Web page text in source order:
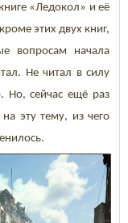
«Ледокол» и её
этих двух книг,
вопросам начала
Не читал в силу
Но, сейчас ещё раз
эту тему, из чего